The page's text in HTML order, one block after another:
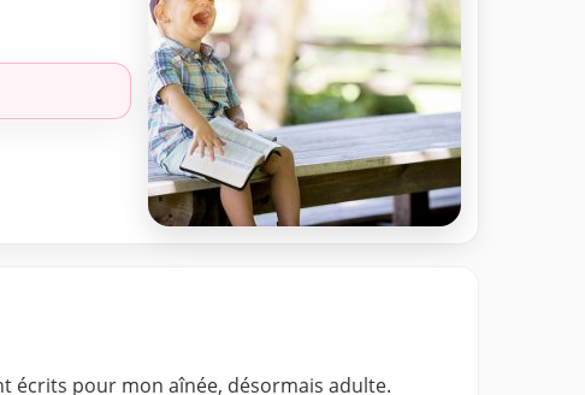
écrits pour mon aînée, désormais adulte.